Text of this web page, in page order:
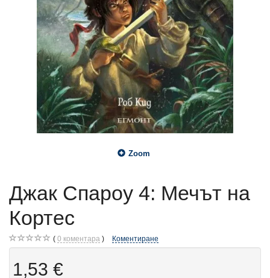
Zoom
Джак Спароу 4: Мечът на
Кортес
0 коментара Коментиране
1,53 €